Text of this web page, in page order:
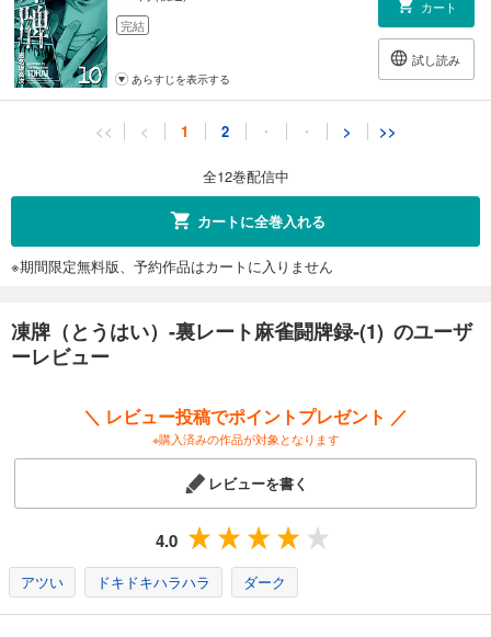
完結
カート
試し読み
あらすじを表示する
凍牌（とうはい）-裏レート麻雀闘牌録-(11)
凍牌（とうはい）-裏レート麻雀闘牌録-(12)
完結
<< < 1 2 ・ ・ > >>
全12巻配信中
カートに全巻入れる
※期間限定無料版、予約作品はカートに入りません
凍牌（とうはい）-裏レート麻雀闘牌録-(1) のユーザ
ーレビュー
＼ レビュー投稿でポイントプレゼント ／
※購入済みの作品が対象となります
レビューを書く
4.0
アツい ドキドキハラハラ ダーク